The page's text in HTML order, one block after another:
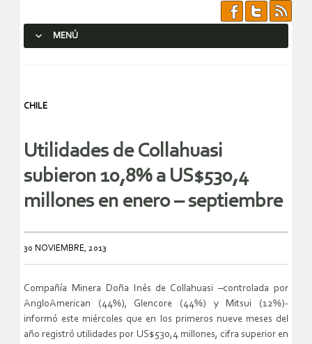
MENÚ
CHILE
Utilidades de Collahuasi
subieron 10,8% a US$530,4
millones en enero – septiembre
30 NOVIEMBRE, 2013
Compañía Minera Doña Inés de Collahuasi –controlada por
AngloAmerican (44%), Glencore (44%) y Mitsui (12%)-
informó este miércoles que en los primeros nueve meses del
año registró utilidades por US$530,4 millones, cifra superior en